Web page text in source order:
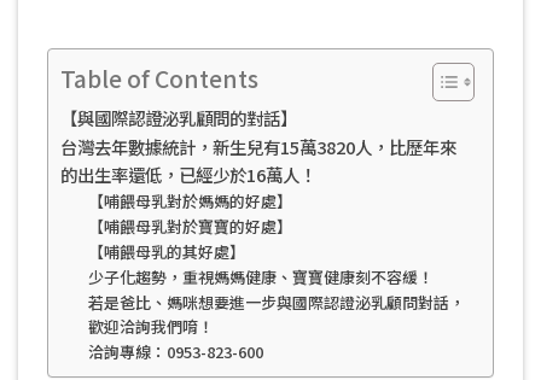
Table of Contents
【與國際認證泌乳顧問的對話】
台灣去年數據統計，新生兒有15萬3820人，比歷年來
的出生率還低，已經少於16萬人！
【哺餵母乳對於媽媽的好處】
【哺餵母乳對於寶寶的好處】
【哺餵母乳的其好處】
少子化趨勢，重視媽媽健康、寶寶健康刻不容緩！
若是爸比、媽咪想要進一步與國際認證泌乳顧問對話，
歡迎洽詢我們唷！
洽詢專線：0953-823-600